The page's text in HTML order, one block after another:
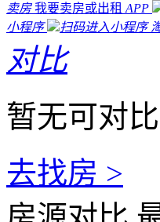
卖房 我要卖房或出租 APP
小程序
扫码进入小程序
对比
暂无可对
去找房 >